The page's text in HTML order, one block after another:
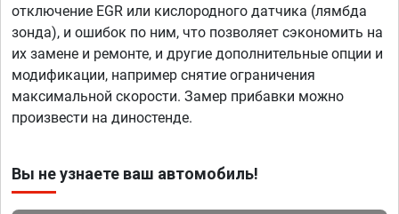
отключение EGR или кислородного датчика (лямбда
зонда), и ошибок по ним, что позволяет сэкономить на
их замене и ремонте, и другие дополнительные опции и
модификации, например снятие ограничения
максимальной скорости. Замер прибавки можно
произвести на диностенде.
Вы не узнаете ваш автомобиль!